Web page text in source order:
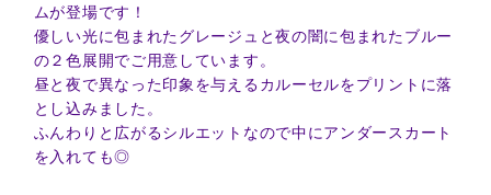
ムが登場です！
優しい光に包まれたグレージュと夜の闇に包まれたブルー
の２色展開でご用意しています。
昼と夜で異なった印象を与えるカルーセルをプリントに落
とし込みました。
ふんわりと広がるシルエットなので中にアンダースカート
を入れても◎